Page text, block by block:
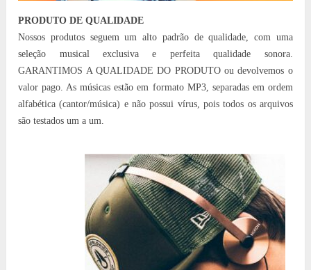
PRODUTO DE QUALIDADE
Nossos produtos seguem um alto padrão de qualidade, com uma
seleção musical exclusiva e perfeita qualidade sonora.
GARANTIMOS A QUALIDADE DO PRODUTO ou devolvemos o
valor pago. As músicas estão em formato MP3, separadas em ordem
alfabética (cantor/música) e não possui vírus, pois todos os arquivos
são testados um a um.